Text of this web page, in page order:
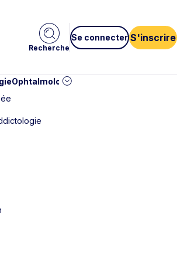
Recherche
Se connecter S'inscrire
Ophtalmologie